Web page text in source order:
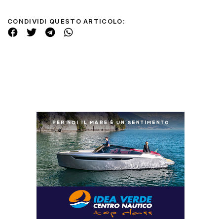
CONDIVIDI QUESTO ARTICOLO: